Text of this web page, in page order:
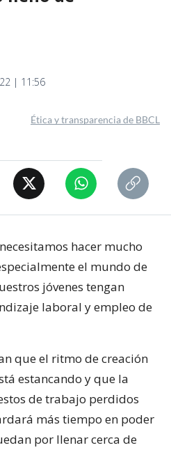
| 11:56
Ética y transparencia de BBCL
hacer mucho
el mundo de
jóvenes tengan
laboral y empleo de
que el ritmo de creación
estancando y que la
de trabajo perdidos
más tiempo en poder
por llenar cerca de